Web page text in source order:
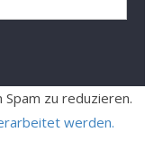
zu reduzieren.
werden.